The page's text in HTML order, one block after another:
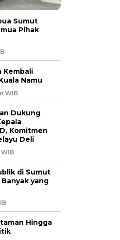
Sumut
Pihak
Kembali
Namu
WIB
Dukung
Komitmen
Deli
WIB
di Sumut
yang
Hingga